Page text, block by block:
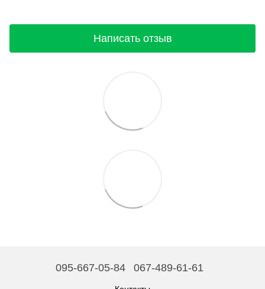
Написать отзыв
095-667-05-84 067-489-61-61